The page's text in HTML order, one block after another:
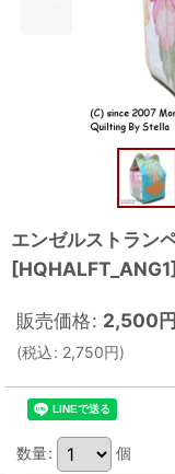
エンゼルストラン
[HQHALFT_ANG1]
販売価格: 2,500円
(税込: 2,750円)
数量: 個